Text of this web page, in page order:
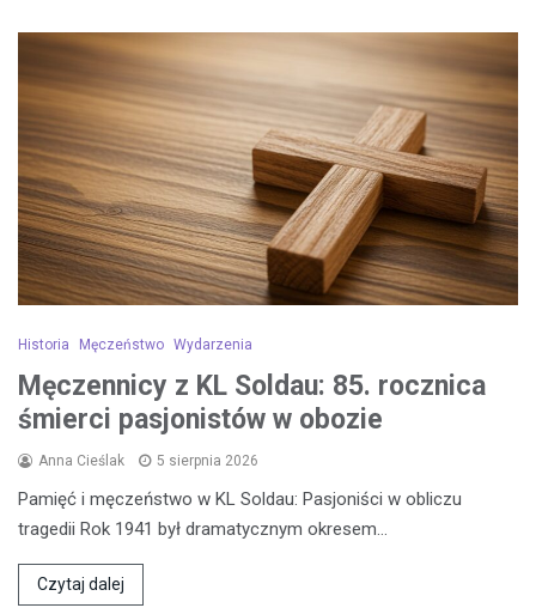
Historia Męczeństwo Wydarzenia
Męczennicy z KL Soldau: 85. rocznica
śmierci pasjonistów w obozie
Anna Cieślak 5 sierpnia 2026
Pamięć i męczeństwo w KL Soldau: Pasjoniści w obliczu
tragedii Rok 1941 był dramatycznym okresem…
Czytaj dalej